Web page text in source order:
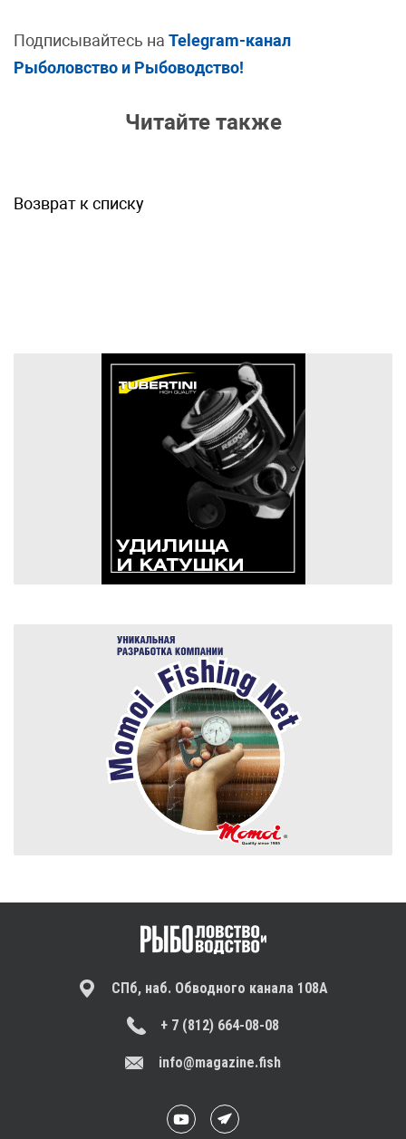
Подписывайтесь на Telegram-канал
Рыболовство и Рыбоводство!
Читайте также
Возврат к списку
СПб, наб. Обводного канала 108А
+ 7 (812) 664-08-08
info@magazine.fish